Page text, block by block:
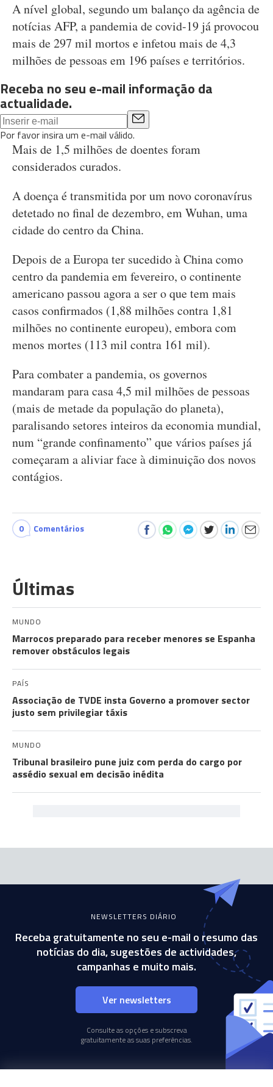
A nível global, segundo um balanço da agência de
notícias AFP, a pandemia de covid-19 já provocou
mais de 297 mil mortos e infetou mais de 4,3
milhões de pessoas em 196 países e territórios.
Receba no seu e-mail informação da
actualidade.
Por favor insira um e-mail válido.
Mais de 1,5 milhões de doentes foram
considerados curados.
A doença é transmitida por um novo coronavírus
detetado no final de dezembro, em Wuhan, uma
cidade do centro da China.
Depois de a Europa ter sucedido à China como
centro da pandemia em fevereiro, o continente
americano passou agora a ser o que tem mais
casos confirmados (1,88 milhões contra 1,81
milhões no continente europeu), embora com
menos mortes (113 mil contra 161 mil).
Para combater a pandemia, os governos
mandaram para casa 4,5 mil milhões de pessoas
(mais de metade da população do planeta),
paralisando setores inteiros da economia mundial,
num “grande confinamento” que vários países já
começaram a aliviar face à diminuição dos novos
contágios.
0 Comentários
Últimas
MUNDO
Marrocos preparado para receber menores se Espanha
remover obstáculos legais
PAÍS
Associação de TVDE insta Governo a promover sector
justo sem privilegiar táxis
MUNDO
Tribunal brasileiro pune juiz com perda do cargo por
assédio sexual em decisão inédita
NEWSLETTERS DIÁRIO
Receba gratuitamente no seu e-mail o resumo das
notícias do dia, sugestões de actividades,
campanhas e muito mais.
Ver newsletters
Consulte as opções e subscreva
gratuitamente as suas preferências.